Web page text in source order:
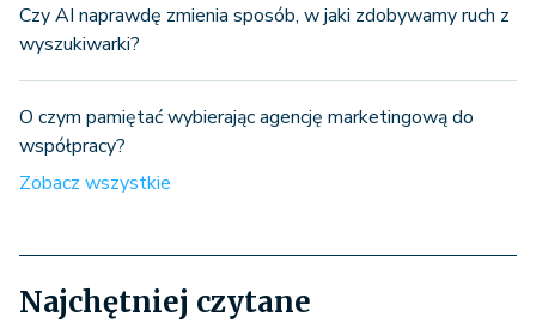
Czy AI naprawdę zmienia sposób, w jaki zdobywamy ruch z
wyszukiwarki?
O czym pamiętać wybierając agencję marketingową do
współpracy?
Zobacz wszystkie
Najchętniej czytane